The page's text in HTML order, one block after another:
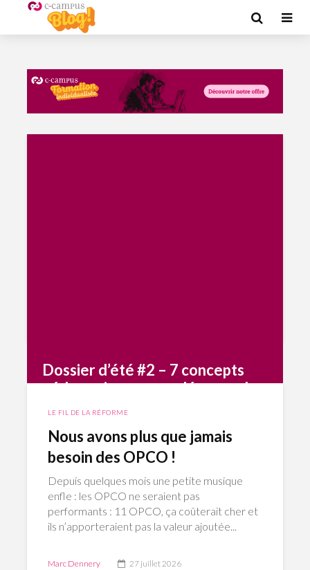
Dossier d’été #2 – 7 concepts
pédagogiques pour dépasser la
simple “formation sur le tas” !
En entreprises, la formation intégrée au travail (FIT)
connaît un véritable regain d’intérêt : AFEST, tutorat,
mentorat, apprentissages entre pairs, alternance
intégrée, équipe apprenante… les pratiques se
multiplient et c’est tant mieux. Mais les raccourcis et
les idées reçues ne manquent pas. On entend encore
qu’il suffirait de “mettre un débutant à côté d’un
3 août 2026
LE FIL DE LA RÉFORME
Nous avons plus que jamais
besoin des OPCO !
Depuis quelques mois une petite musique
enfle : les OPCO ne seraient pas
performants : 11 OPCO, ça coûterait cher et
ils n’apporteraient pas la valeur ajoutée...
Marc Dennery 27 juillet 2026